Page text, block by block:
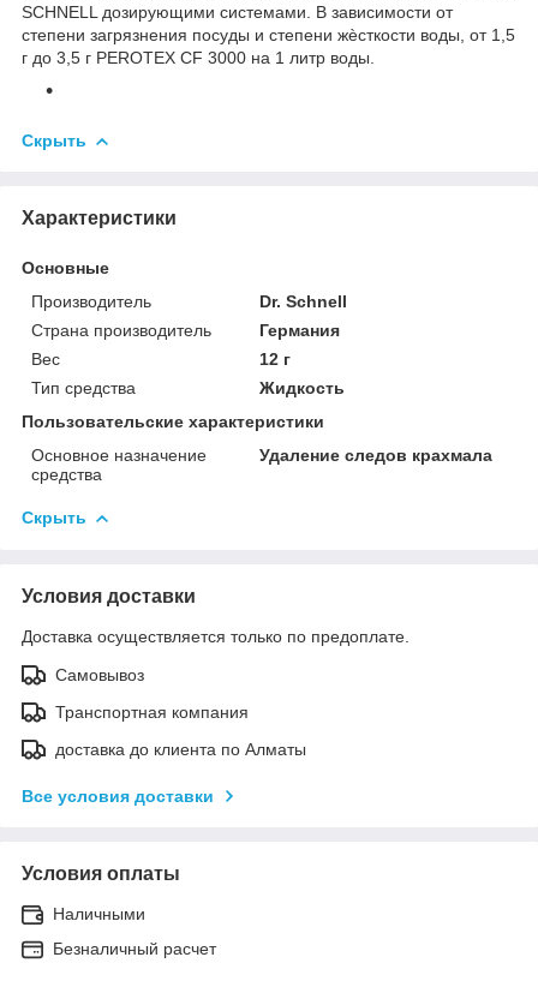
SCHNELL дозирующими системами. В зависимости от
степени загрязнения посуды и степени жѐсткости воды, от 1,5
г до 3,5 г PEROTEX CF 3000 на 1 литр воды.
Скрыть
Характеристики
Основные
Производитель
Dr. Schnell
Страна производитель
Германия
Вес
12 г
Тип средства
Жидкость
Пользовательские характеристики
Основное назначение
средства
Удаление следов крахмала
Скрыть
Условия доставки
Доставка осуществляется только по предоплате.
Самовывоз
Транспортная компания
доставка до клиента по Алматы
Все условия доставки
Условия оплаты
Наличными
Безналичный расчет